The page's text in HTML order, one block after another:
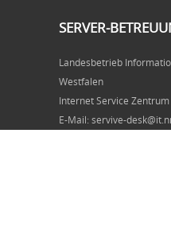
SERVER-
Landesbetrieb
Westfalen
Internet Service Zentrum
E-Mail: servive-